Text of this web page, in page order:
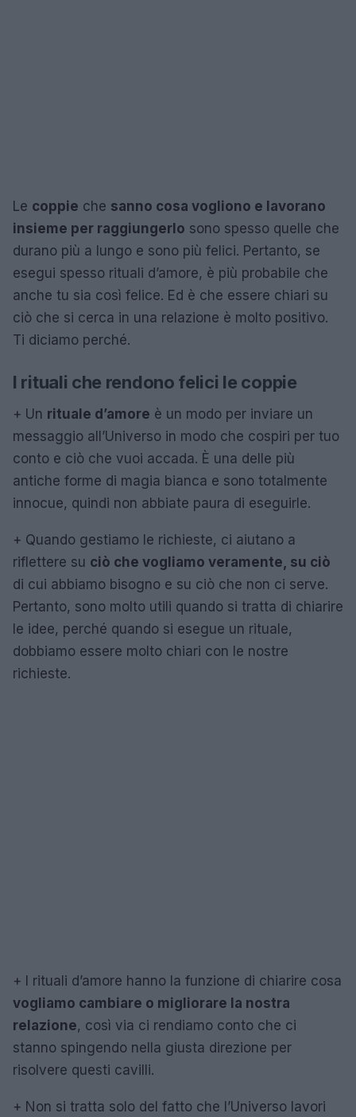
Le coppie che sanno cosa vogliono e lavorano
insieme per raggiungerlo sono spesso quelle che
durano più a lungo e sono più felici. Pertanto, se
esegui spesso rituali d’amore, è più probabile che
anche tu sia così felice. Ed è che essere chiari su
ciò che si cerca in una relazione è molto positivo.
Ti diciamo perché.
I rituali che rendono felici le coppie
+ Un rituale d’amore è un modo per inviare un
messaggio all’Universo in modo che cospiri per tuo
conto e ciò che vuoi accada. È una delle più
antiche forme di magia bianca e sono totalmente
innocue, quindi non abbiate paura di eseguirle.
+ Quando gestiamo le richieste, ci aiutano a
riflettere su ciò che vogliamo veramente, su ciò
di cui abbiamo bisogno e su ciò che non ci serve.
Pertanto, sono molto utili quando si tratta di chiarire
le idee, perché quando si esegue un rituale,
dobbiamo essere molto chiari con le nostre
richieste.
+ I rituali d’amore hanno la funzione di chiarire cosa
vogliamo cambiare o migliorare la nostra
relazione, così via ci rendiamo conto che ci
stanno spingendo nella giusta direzione per
risolvere questi cavilli.
+ Non si tratta solo del fatto che l’Universo lavori